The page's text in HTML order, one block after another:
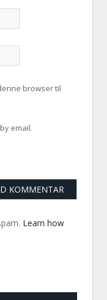
browser til
email.
Learn how